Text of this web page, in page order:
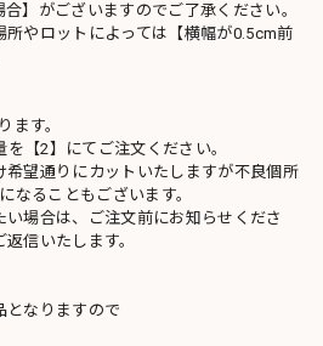
】がございますのでご了承ください。
所やロットによっては【横幅が0.5cm前
ます。
【2】にてご注文ください。
希望通りにカットいたしますが不良個所
なることもございます。
場合は、ご注文前にお知らせくださ
信いたします。
となりますので